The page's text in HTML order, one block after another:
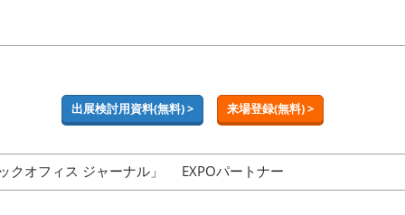
出展検討用資料(無料) > 来場登録(無料) >
クオフィス ジャーナル」 EXPOパートナー